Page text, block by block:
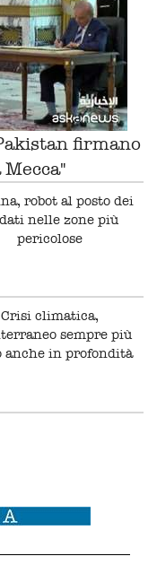
firmano
robot al posto dei
nelle zone più
pericolose
Crisi climatica,
sempre più
anche in profondità